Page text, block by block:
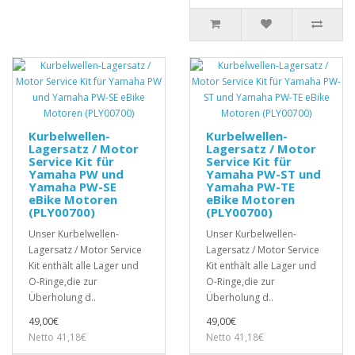
Kurbelwellen-
Lagersatz / Motor
Service Kit für
Yamaha PW und
Yamaha PW-SE
eBike Motoren
(PLY00700)
Unser Kurbelwellen-
Lagersatz / Motor Service
Kit enthält alle Lager und
O-Ringe,die zur
Überholung d..
49,00€
Netto 41,18€
Kurbelwellen-
Lagersatz / Motor
Service Kit für
Yamaha PW-ST und
Yamaha PW-TE
eBike Motoren
(PLY00700)
Unser Kurbelwellen-
Lagersatz / Motor Service
Kit enthält alle Lager und
O-Ringe,die zur
Überholung d..
49,00€
Netto 41,18€